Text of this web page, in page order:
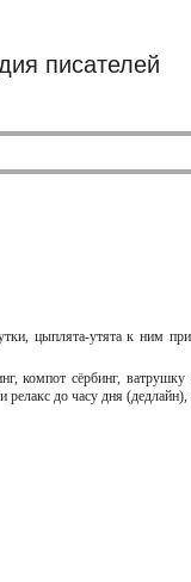
писателей
цыплята-утята к ним
компот сёрбинг,
до часу дня (дедлайн),